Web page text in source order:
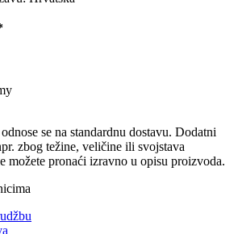
se na standardnu ​​dostavu. Dodatni
zbog težine, veličine ili svojstava
možete pronaći izravno u opisu proizvoda.